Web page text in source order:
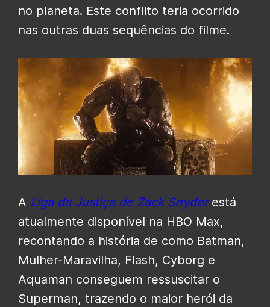
no planeta. Este conflito teria ocorrido
nas outras duas sequências do filme.
A Liga da Justiça de Zack Snyderestá
atualmente disponível na HBO Max,
recontando a história de como Batman,
Mulher-Maravilha, Flash, Cyborg e
Aquaman conseguem ressuscitar o
Superman, trazendo o maior herói da